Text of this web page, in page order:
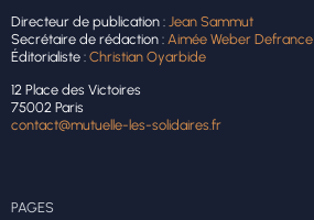
Directeur de publication : Jean Sammut
Secrétaire de rédaction : Aimée Weber Defrance
Éditorialiste : Christian Oyarbide
12 Place des Victoires
75002 Paris
contact@mutuelle-les-solidaires.fr
PAGES